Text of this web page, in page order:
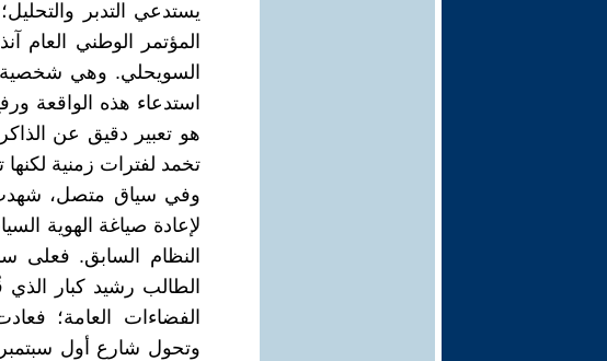
يستدعي التدبر
السويحلي. وهي شخصية
استدعاء هذه الواقعة
هو تعبير دقيق عن
تخمد لفترات زمنية
لإعادة صياغة الهوية
النظام السابق. فعلى
الطالب رشيد كبار
الفضاءات العامة؛